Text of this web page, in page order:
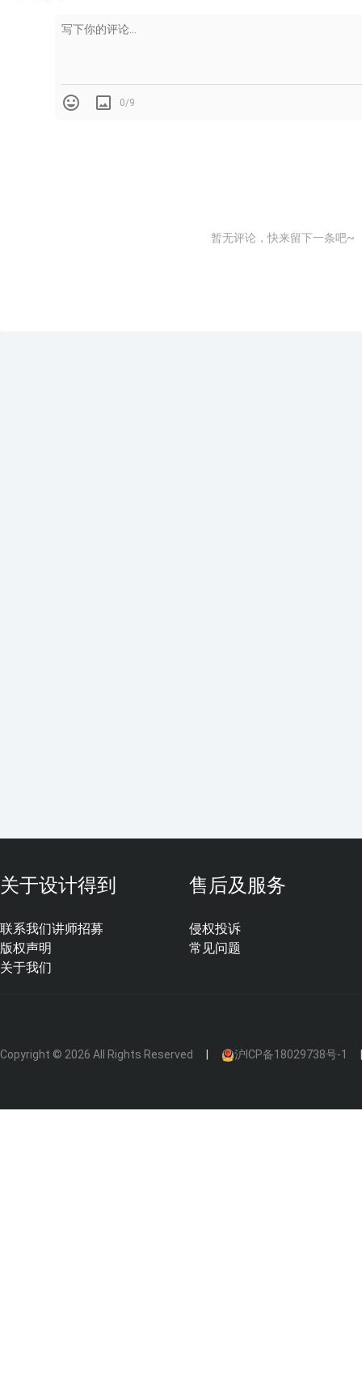
0/9
暂无评论，快来留下一条吧~
关于设计得到
联系我们
版权声明
关于我们
讲师招募
售后及服务
侵权投诉
常见问题
Copyright © 2026 All Rights Reserved 沪ICP备18029738号-1